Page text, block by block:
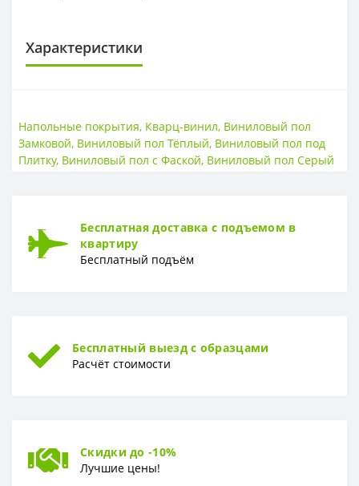
Характеристики
LVT Замковый
КЛАСС ИЗНОСОСТОЙКОСТИ
Толщина
Напольные покрытия, Кварц-винил, Виниловый пол
Замковой, Виниловый пол Тёплый, Виниловый пол под
Плитку, Виниловый пол с Фаской, Виниловый пол Серый
Бесплатная доставка с подъемом в
квартиру
Бесплатный подъём
Бесплатный выезд с образцами
Расчёт стоимости
Скидки до -10%
Лучшие цены!